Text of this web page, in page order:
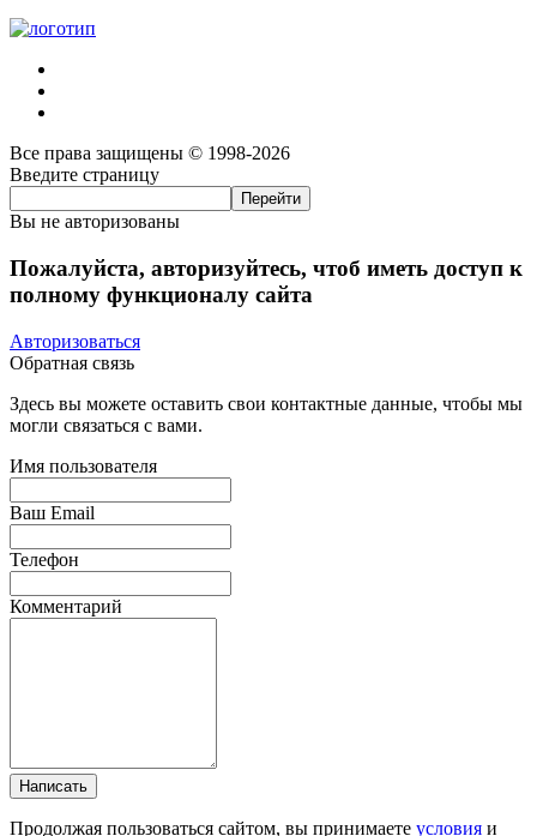
Все права защищены © 1998-2026
Введите страницу
Вы не авторизованы
Пожалуйста, авторизуйтесь, чтоб иметь доступ к
полному функционалу сайта
Авторизоваться
Обратная связь
Здесь вы можете оставить свои контактные данные, чтобы мы
могли связаться с вами.
Имя пользователя
Ваш Email
Телефон
Комментарий
Написать
Продолжая пользоваться сайтом, вы принимаете условия и